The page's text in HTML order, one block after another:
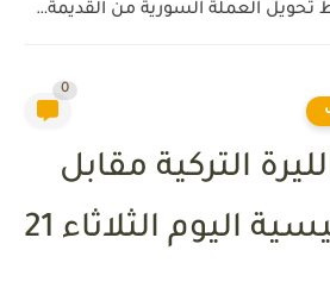
رابط تحويل العملة السورية من القديمة إلى الجديدة 2026
0
التركية مقابل
العملات الرئيسية اليوم الثلاثاء 21